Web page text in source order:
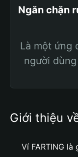
Ngăn chặn
Là một ứng
người
Giới thiệu
Ví FARTING là